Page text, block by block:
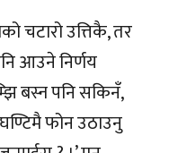
चटारो उत्तिकै, तर
आउने निर्णय
बस्न पनि सकिनँ,
फोन उठाउनु